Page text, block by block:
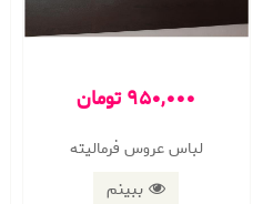
950,000 تومان
لباس عروس فرمالیته
ببینم